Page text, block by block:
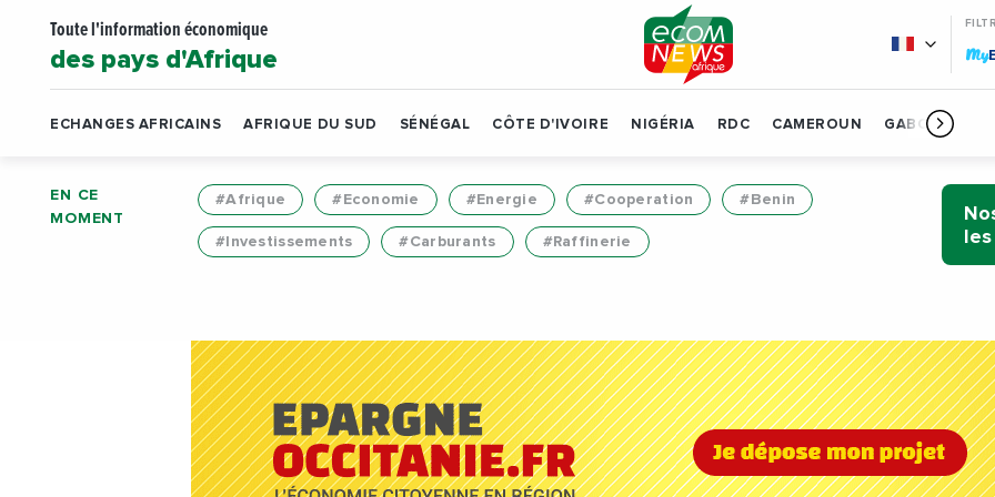
Toute l'information économique
des pays d'Afrique My
ECHANGES AFRICAINS AFRIQUE DU SUD SÉNÉGAL CÔTE D'IVOIRE NIGÉRIA RDC CAMEROUN GABON
EN CE
MOMENT
#Afrique #Economie #Energie #Cooperation #Benin
#Investissements #Carburants #Raffinerie